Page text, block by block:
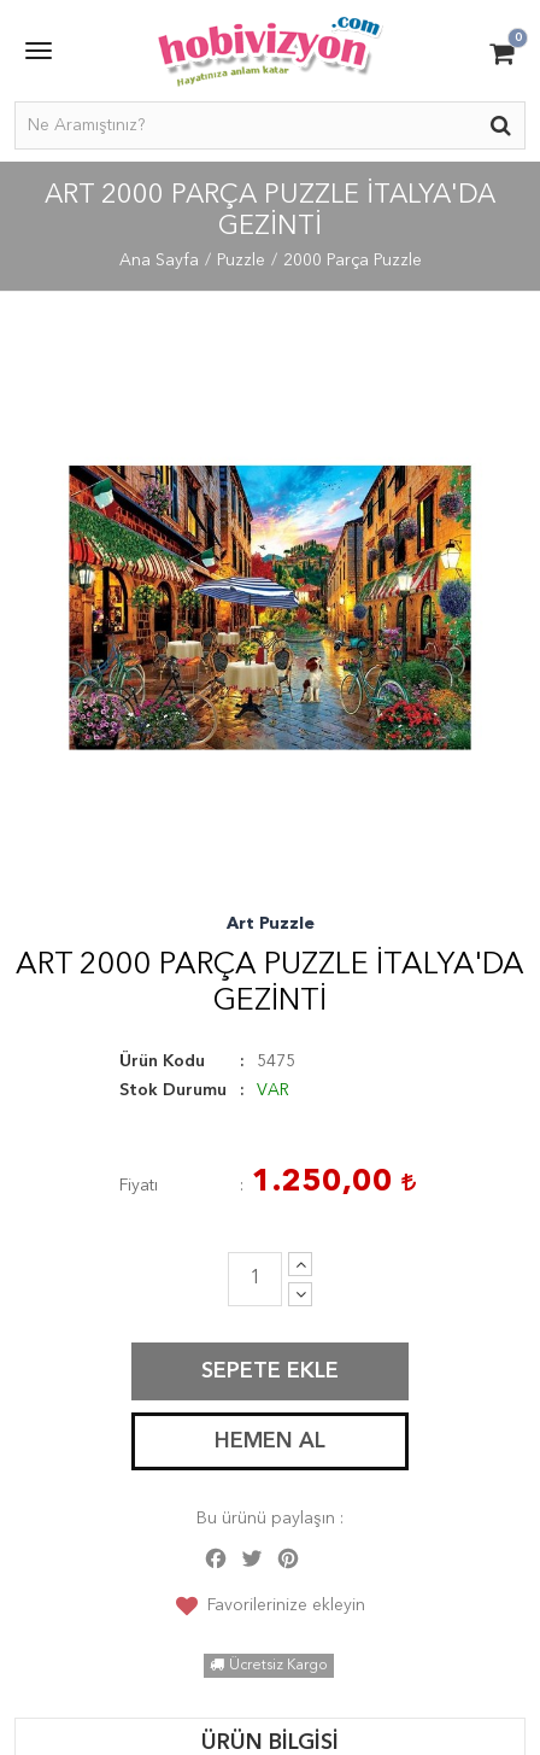
0
ART 2000 PARÇA PUZZLE İTALYA'DA
GEZINTI
Ana Sayfa Puzzle 2000 Parça Puzzle
Art Puzzle
ART 2000 PARÇA PUZZLE İTALYA'DA
GEZINTI
Ürün Kodu
5475
Stok Durumu
VAR
Fiyatı 1.250,00
SEPETE EKLE
HEMEN AL
Bu ürünü paylaşın :
Facebook
Twitter
Favorilerinize ekleyin
Ücretsiz Kargo
ÜRÜN BILGISI